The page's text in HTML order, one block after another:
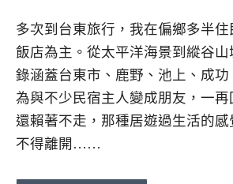
多次到台東旅行，我在偏鄉多半
飯店為主。從太平洋海景到縱谷
錄涵蓋台東市、鹿野、池上、成功
為與不少民宿主人變成朋友，一再
還賴著不走，那種居遊過生活的
不得離開……